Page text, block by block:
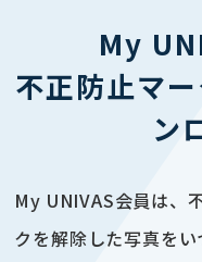
My
不正防止マ
ン
My UNIVAS会員は、
クを解除した写真を